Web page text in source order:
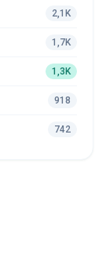
2,1K
1,7K
1,3K
918
742